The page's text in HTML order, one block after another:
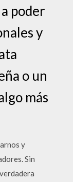
poder
y
o un
más
y
Sin